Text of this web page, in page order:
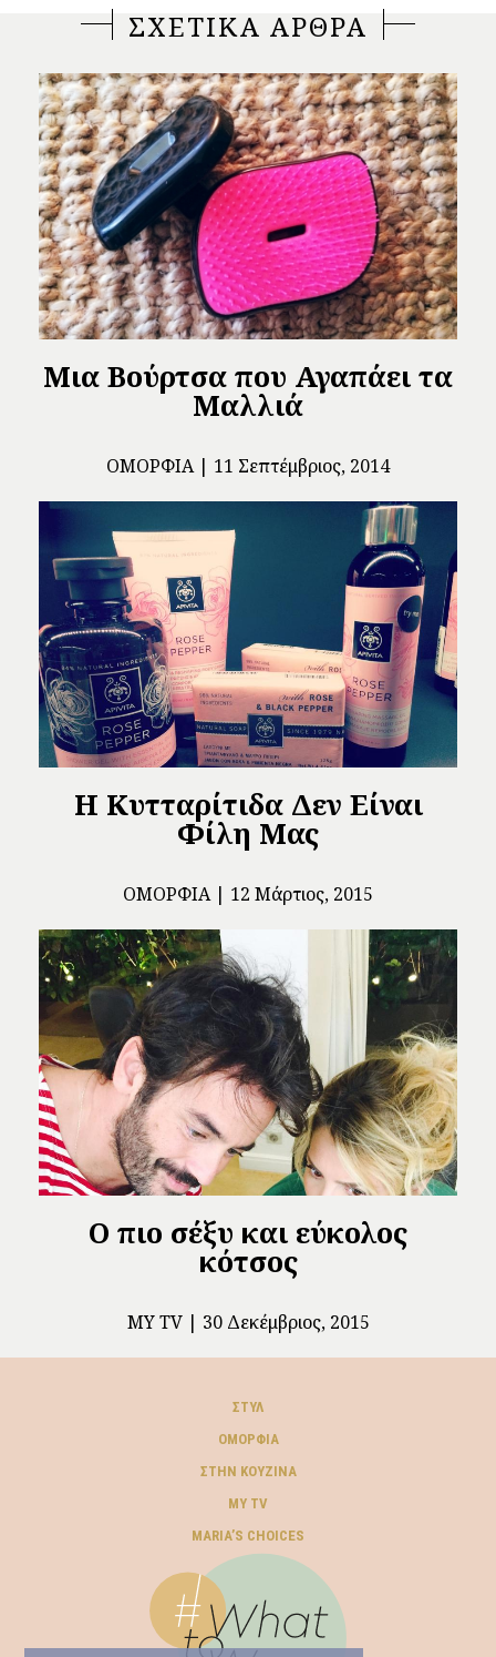
ΣΧΕΤΙΚΑ ΑΡΘΡΑ
Μια Βούρτσα που Αγαπάει τα
Μαλλιά
ΟΜΟΡΦΙΆ 11 Σεπτέμβριος, 2014
Η Κυτταρίτιδα Δεν Είναι
Φίλη Μας
ΟΜΟΡΦΙΆ 12 Μάρτιος, 2015
Ο πιο σέξυ και εύκολος
κότσος
MY TV 30 Δεκέμβριος, 2015
ΣΤΥΛ
ΟΜΟΡΦΙΆ
ΣΤΗΝ ΚΟΥΖΊΝΑ
MY TV
ΜARIA’S CHOICES